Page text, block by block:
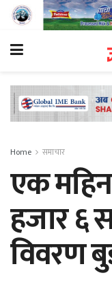
Home समाचार
एक
हजार ६
विवरण